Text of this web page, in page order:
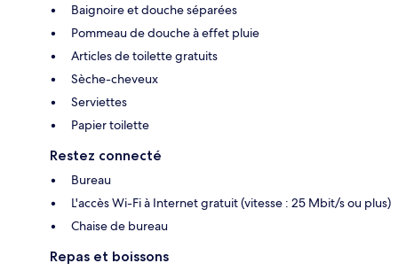
Baignoire et douche séparées
Pommeau de douche à effet pluie
Articles de toilette gratuits
Sèche-cheveux
Serviettes
Papier toilette
Restez connecté
Bureau
L'accès Wi-Fi à Internet gratuit (vitesse : 25 Mbit/s ou plus)
Chaise de bureau
Repas et boissons